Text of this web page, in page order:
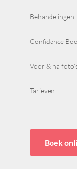
Behandelingen
Confidence
Voor & na
Tarieven
Boek